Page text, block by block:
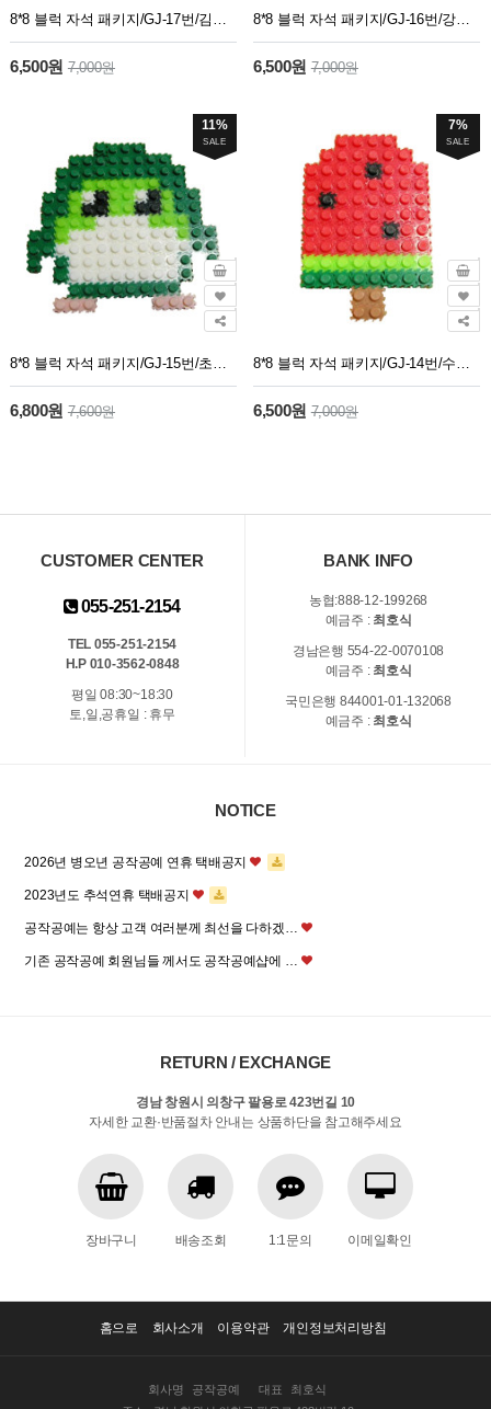
8*8 블럭 자석 패키지/GJ-17번/김밥/5개1세트
6,500원 7,000원
8*8 블럭 자석 패키지/GJ-16번/강아지/5개1세트
6,500원7,000원
11%
SALE
6,800원 7,600원
7%
SALE
6,500원7,000원
CUSTOMER CENTER
055-251-2154
TEL 055-251-2154
H.P 010-3562-0848
평일 08:30~18:30
토,일,공휴일 : 휴무
BANK INFO
농협:888-12-199268
예금주 : 최호식
경남은행 554-22-0070108
예금주 : 최호식
국민은행 844001-01-132068
예금주 : 최호식
NOTICE
2026년 병오년 공작공예 연휴 택배공지
2023년도 추석연휴 택배공지
공작공예는 항상 고객 여러분께 최선을 다하겠…
기존 공작공예 회원님들 께서도 공작공예샵에 …
RETURN / EXCHANGE
경남 창원시 의창구 팔용로 423번길 10
자세한 교환·반품절차 안내는 상품하단을 참고해주세요
장바구니 배송조회 1:1문의 이메일확인
홈으로 회사소개 이용약관 개인정보처리방침
회사명 공작공예 대표
최호식